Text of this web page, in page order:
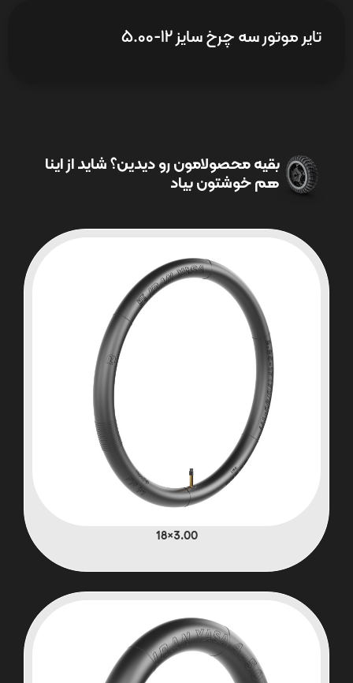
تایر موتور سه چرخ سایز 12-5.00
بقیه محصولامون رو دیدین؟ شاید از اینا
هم خوشتون بیاد
3.00×18